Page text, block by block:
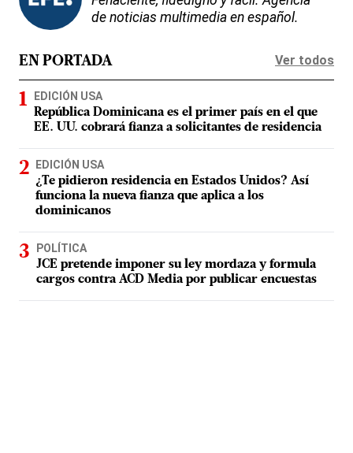
de noticias multimedia en español.
EN PORTADA Ver todos
EDICIÓN USA
República Dominicana es el primer país en el que
EE. UU. cobrará fianza a solicitantes de residencia
EDICIÓN USA
¿Te pidieron residencia en Estados Unidos? Así
funciona la nueva fianza que aplica a los
dominicanos
POLÍTICA
JCE pretende imponer su ley mordaza y formula
cargos contra ACD Media por publicar encuestas